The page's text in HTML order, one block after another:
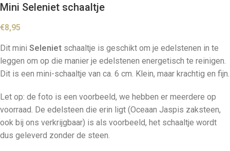
Mini Seleniet schaaltje
€8,95
Dit mini Seleniet schaaltje is geschikt om je edelstenen in te
leggen om op die manier je edelstenen energetisch te reinigen.
Dit is een mini-schaaltje van ca. 6 cm. Klein, maar krachtig en fijn.
Let op: de foto is een voorbeeld, we hebben er meerdere op
voorraad. De edelsteen die erin ligt (Oceaan Jaspis zaksteen,
ook bij ons verkrijgbaar) is als voorbeeld, het schaaltje wordt
dus geleverd zonder de steen.